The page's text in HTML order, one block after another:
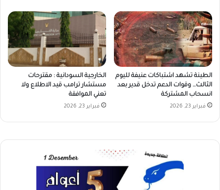
الطينة تشهد اشتباكات عنيفة لليوم
الثالث… وقوات الدعم تدخل قدير بعد
انسحاب المشتركة
فبراير 23, 2026
الخارجية السودانية : مقترحات
مستشار ترامب قيد الاطلاع ولا
تعني الموافقة
فبراير 23, 2026